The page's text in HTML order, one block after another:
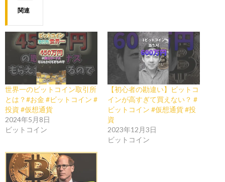
関連
世界一のビットコイン取引所
とは？#お金 #ビットコイン #
投資 #仮想通貨
2024年5月8日
ビットコイン
【初心者の勘違い】ビットコ
インが高すぎて買えない？ #
ビットコイン #仮想通貨 #投
資
2023年12月3日
ビットコイン